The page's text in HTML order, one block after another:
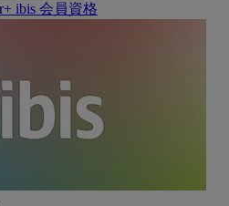
ibis 会員資格